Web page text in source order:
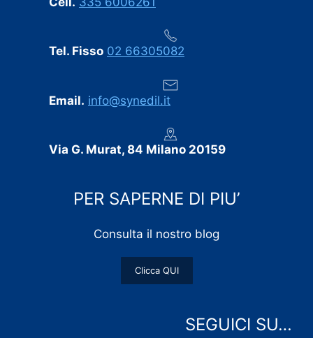
Tel. Fisso 02 66305082
Email. info@synedil.it
Via G. Murat, 84 Milano 20159
PER SAPERNE DI PIU’
Consulta il nostro blog
Clicca QUI
SEGUICI SU…